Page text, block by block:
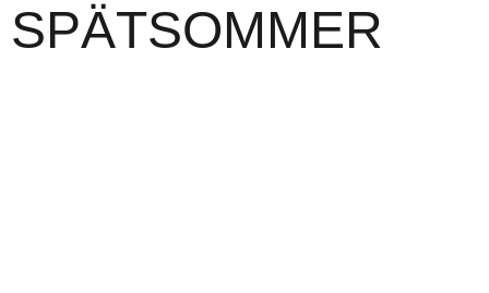
SPÄTSOMMER